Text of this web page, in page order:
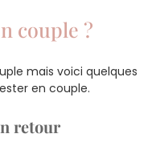
couple ?
mais voici quelques
en couple.
retour